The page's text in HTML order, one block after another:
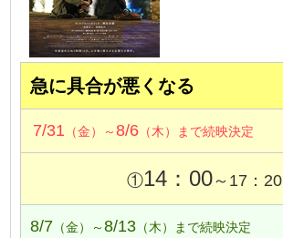
急に具合が悪くなる
7/31 （金）～8/6 （木）まで続映決定
①14：00～17：20
8/7 （金）～8/13 （木）まで続映決定